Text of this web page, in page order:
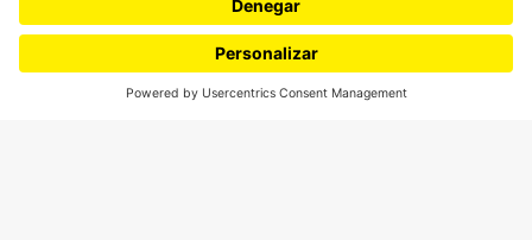
Ediciones especiales
Proyectos 070